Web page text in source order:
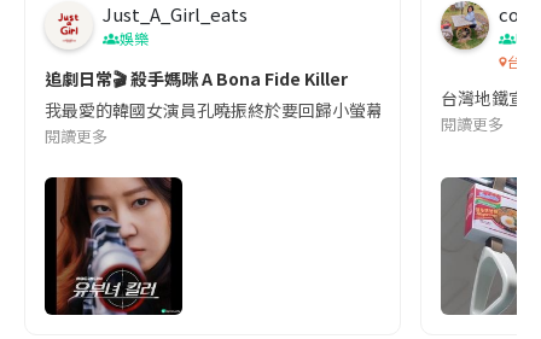
Just_A_Girl_eats
娛樂
追劇日常🎬 殺手媽咪 A Bona Fide Killer
我最愛的韓國女演員孔曉振終於要回歸小螢幕啦!這次的劇本改編
閱讀更多
co
吹
台灣
台灣地鐵宣
閱讀更多